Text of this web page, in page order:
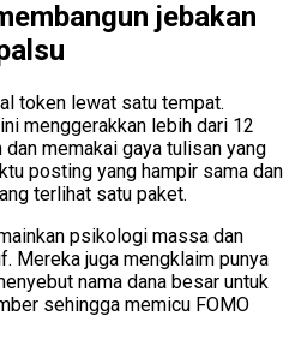
jebakan
token lewat satu tempat.
menggerakkan lebih dari 12
memakai gaya tulisan yang
posting yang hampir sama dan
terlihat satu paket.
psikologi massa dan
Mereka juga mengklaim punya
nama dana besar untuk
sehingga memicu FOMO